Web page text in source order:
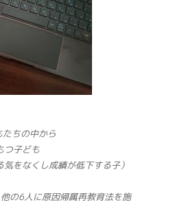
ちの中から
つ子ども
気をなくし成績が低下する子）
の6人に原因帰属再教育法を施